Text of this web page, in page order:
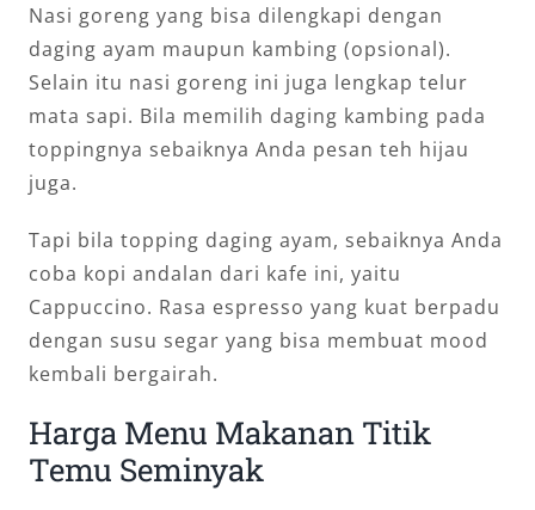
Nasi goreng yang bisa dilengkapi dengan
daging ayam maupun kambing (opsional).
Selain itu nasi goreng ini juga lengkap telur
mata sapi. Bila memilih daging kambing pada
toppingnya sebaiknya Anda pesan teh hijau
juga.
Tapi bila topping daging ayam, sebaiknya Anda
coba kopi andalan dari kafe ini, yaitu
Cappuccino. Rasa espresso yang kuat berpadu
dengan susu segar yang bisa membuat mood
kembali bergairah.
Harga Menu Makanan Titik
Temu Seminyak